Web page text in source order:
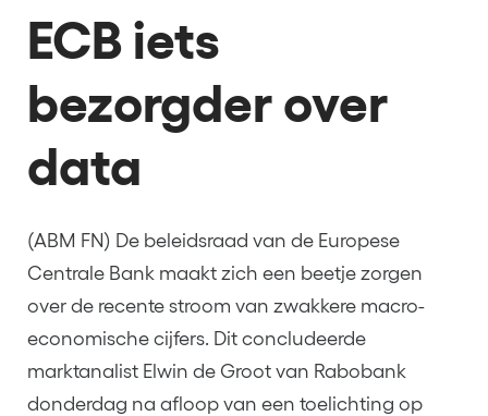
ECB iets
bezorgder over
data
(ABM FN) De beleidsraad van de Europese
Centrale Bank maakt zich een beetje zorgen
over de recente stroom van zwakkere macro-
economische cijfers. Dit concludeerde
marktanalist Elwin de Groot van Rabobank
donderdag na afloop van een toelichting op